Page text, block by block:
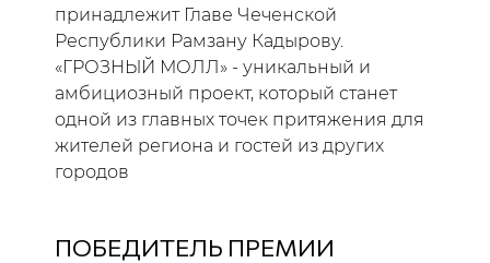
принадлежит Главе Чеченской
Республики Рамзану Кадырову.
«ГРОЗНЫЙ МОЛЛ» - уникальный и
амбициозный проект, который станет
одной из главных точек притяжения для
жителей региона и гостей из других
городов
ПОБЕДИТЕЛЬ ПРЕМИИ